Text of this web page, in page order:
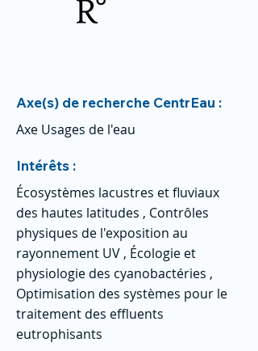
Axe(s) de recherche CentrEau :
Axe Usages de l'eau
Intérêts :
Écosystèmes lacustres et fluviaux
des hautes latitudes , Contrôles
physiques de l'exposition au
rayonnement UV , Écologie et
physiologie des cyanobactéries ,
Optimisation des systèmes pour le
traitement des effluents
eutrophisants